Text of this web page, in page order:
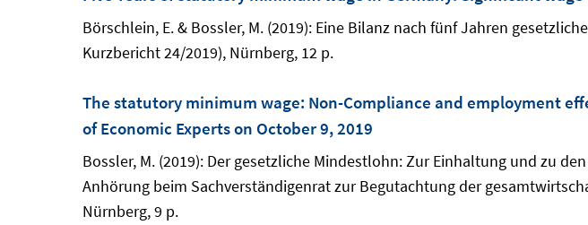
Börschlein, E. & Bossler, M. (2019): Eine Bilanz nach fünf Jahren
Kurzbericht 24/2019), Nürnberg, 12 p.
The statutory minimum wage: Non-Compliance and employment
of Economic Experts on October 9, 2019
Bossler, M. (2019): Der gesetzliche Mindestlohn: Zur Einhaltung und zu
Anhörung beim Sachverständigenrat zur Begutachtung der
Nürnberg, 9 p.